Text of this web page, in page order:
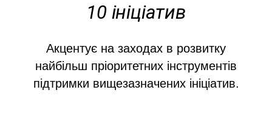
10 ініціатив
Акцентує на заходах в розвитку
найбільш пріоритетних інструментів
підтримки вищезазначених ініціатив.